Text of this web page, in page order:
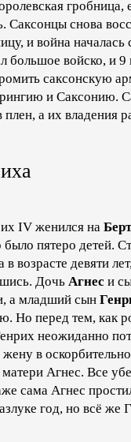
гробница,
Саксонцы снова
и война началась
большое войско, и
саксонскую
и Саксонию.
плен, а их владения
IV женился на
было пятеро детей.
в возрасте девяти
Дочь Агнес и
а младший сын
Но перед тем, как
неожиданно
жену в
Агнес. Все
сама Агнес
год, но всё же